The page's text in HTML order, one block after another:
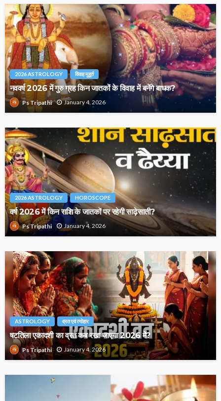
2026 ASTROLOGY विवाह मुहूर्त
नववर्ष 2026 में गुरु ग्रह किन जातकों के विवाह में बनेंगे बाधक?
Ps Tripathi January 4, 2026
2026 ASTROLOGY HOROSCOPE
वर्ष 2026 में किन राशि के जातकों पर रहेगी साढ़ेसाती?
Ps Tripathi January 4, 2026
ASTROLOGY व्रत एवं त्योहार
षटतिला एकादशी का व्रत कब रखा जाएगा 2026 में?
Ps Tripathi January 4, 2026